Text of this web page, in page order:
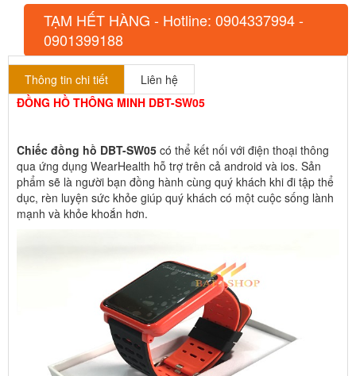
TẠM HẾT HÀNG - Hotline: 0904337994 -
0901399188
Thông tin chi tiết
Liên hệ
ĐỒNG HỒ THÔNG MINH DBT-SW05
Chiếc đồng hồ DBT-SW05 có thể kết nối với điện thoại thông
qua ứng dụng WearHealth hỗ trợ trên cả android và ios. Sản
phẩm sẽ là người bạn đồng hành cùng quý khách khi đi tập thể
dục, rèn luyện sức khỏe giúp quý khách có một cuộc sống lành
mạnh và khỏe khoắn hơn.